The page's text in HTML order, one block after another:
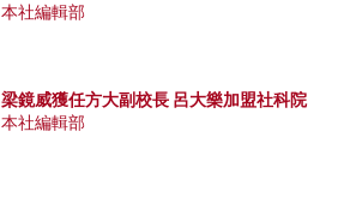
本社編輯部
梁鏡威獲任方大副校長 呂大樂加盟社科院
本社編輯部